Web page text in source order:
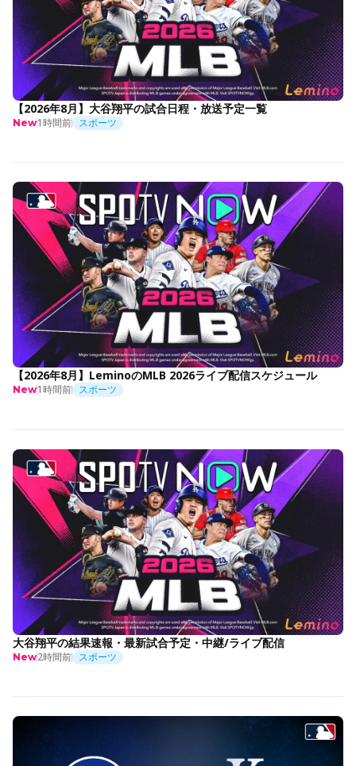
【2026年8月】大谷翔平の試合日程・放送予定一覧
New1時間前 スポーツ
【2026年8月】LeminoのMLB 2026ライブ配信スケジュール
New1時間前 スポーツ
大谷翔平の結果速報・最新試合予定・中継/ライブ配信
New2時間前 スポーツ